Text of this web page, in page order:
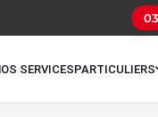
SERVICESPARTICULIERS